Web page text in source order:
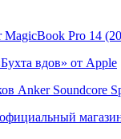
MagicBook Pro 14
вдов» от Apple
Anker Soundcore